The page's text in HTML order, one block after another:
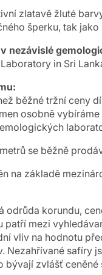
zlatavě žluté
šperku, tak
nezávislé
in Sri
běžné tržní ceny
osobně
se běžně
na základě
odrůda korundu,
mezi
vliv na hodnotu
Nezahřívané safíry
bývají zvlášť